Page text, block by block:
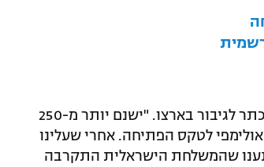
, הוכתר לגיבור בארצו. "ישנם יותר מ-250
לטקס הפתיחה. אחרי שעלינו
הופתענו שהמשלחת הישראלית התקרבה